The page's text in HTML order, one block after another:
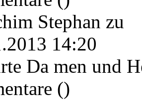
Stephan zu
14:20
Da men und
()